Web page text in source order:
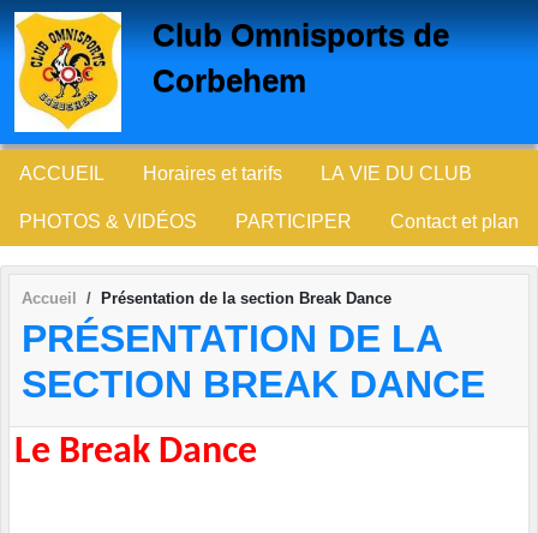
Club Omnisports de
Corbehem
ACCUEIL Horaires et tarifs LA VIE DU CLUB
PHOTOS & VIDÉOS PARTICIPER Contact et plan
Accueil Présentation de la section Break Dance
PRÉSENTATION DE LA
SECTION BREAK DANCE
Le Break Dance
Panneau de gestion des cookies